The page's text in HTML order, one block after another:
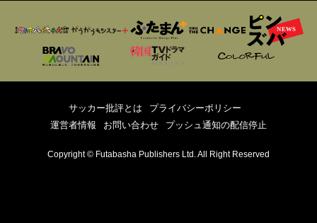
サッカー批評とは
プライバシーポリシー
運営者情報
お問い合わせ プッシュ通知の配信停止
Copyright © Futabasha Publishers Ltd. All Right Reserved